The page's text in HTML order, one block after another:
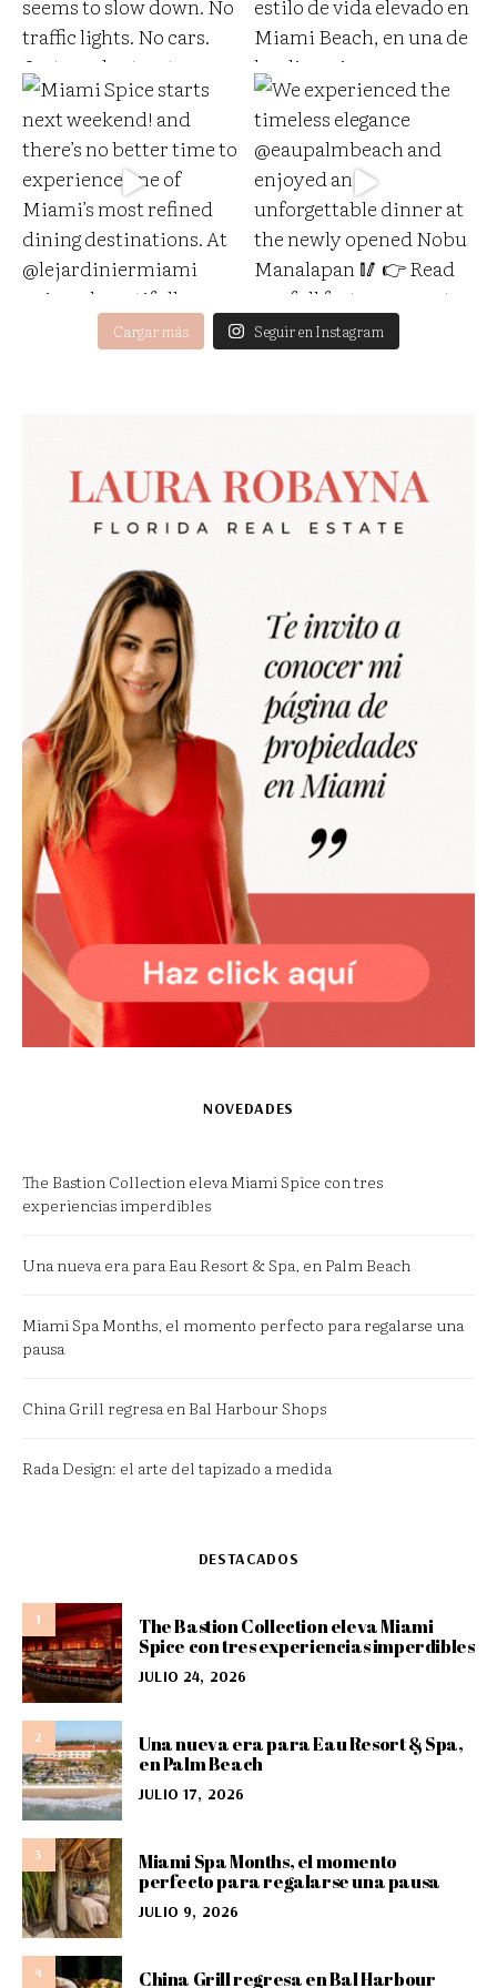
Cargar más Seguir en Instagram
NOVEDADES
The Bastion Collection eleva Miami Spice con tres
experiencias imperdibles
Una nueva era para Eau Resort & Spa, en Palm Beach
Miami Spa Months, el momento perfecto para regalarse una
pausa
China Grill regresa en Bal Harbour Shops
Rada Design: el arte del tapizado a medida
DESTACADOS
1
The Bastion Collection eleva Miami
Spice con tres experiencias imperdibles
JULIO 24, 2026
2
Una nueva era para Eau Resort & Spa,
en Palm Beach
JULIO 17, 2026
3
Miami Spa Months, el momento
perfecto para regalarse una pausa
JULIO 9, 2026
4
China Grill regresa en Bal Harbour